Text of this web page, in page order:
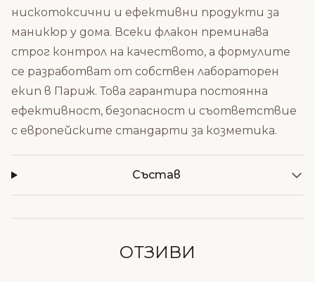
нискотоксични и ефективни продукти за
маникюр у дома. Всеки флакон преминава
строг контрол на качеството, а формулите
се разработват от собствен лабораторен
екип в Париж. Това гарантира постоянна
ефективност, безопасност и съответствие
с европейските стандарти за козметика.
Състав
ОТЗИВИ